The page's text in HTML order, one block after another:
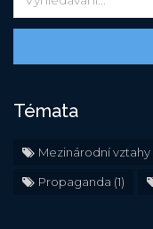
Témata
Mezinárodní vztahy
Propaganda (1)